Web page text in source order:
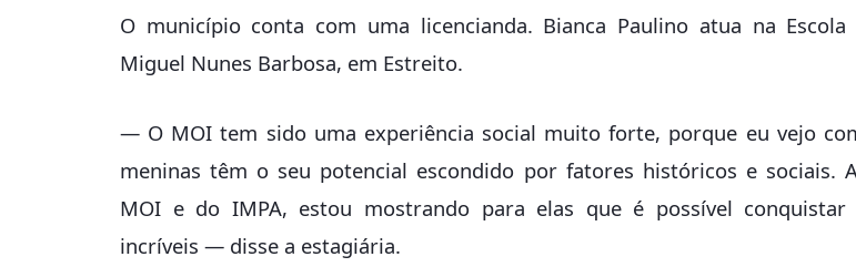
O município conta com uma licencianda. Bianca Paulino atua na Escola
Miguel Nunes Barbosa, em Estreito.
— O MOI tem sido uma experiência social muito forte, porque eu vejo
meninas têm o seu potencial escondido por fatores históricos e sociais.
MOI e do IMPA, estou mostrando para elas que é possível conquistar
incríveis — disse a estagiária.